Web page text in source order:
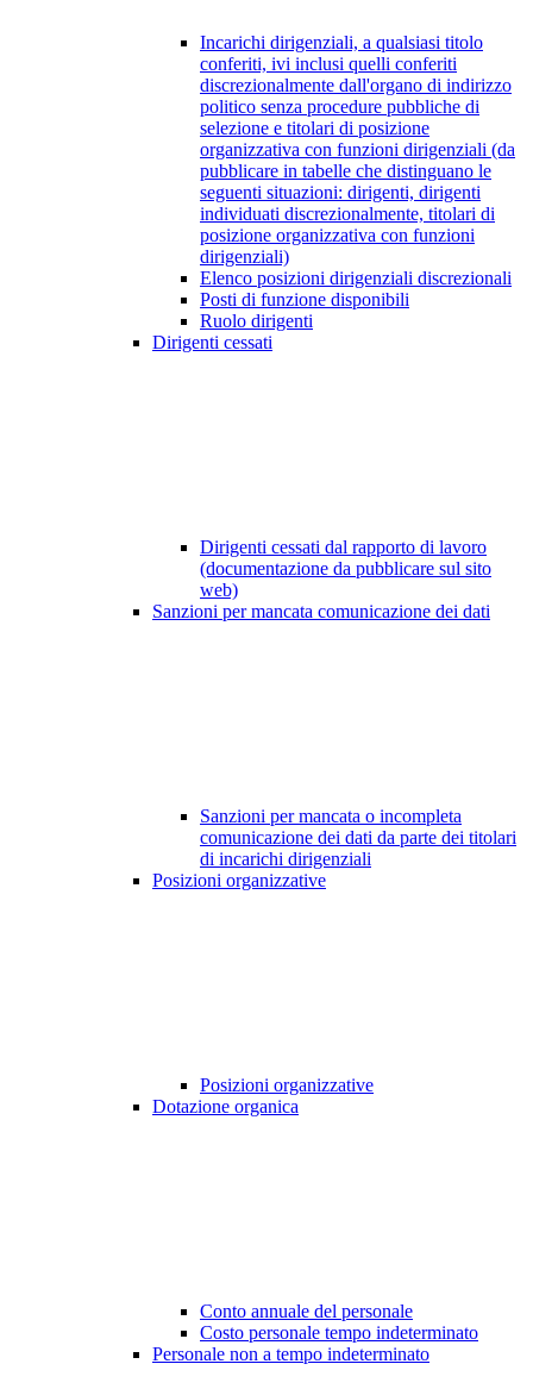
Incarichi dirigenziali, a qualsiasi titolo
conferiti, ivi inclusi quelli conferiti
discrezionalmente dall'organo di indirizzo
politico senza procedure pubbliche di
selezione e titolari di posizione
organizzativa con funzioni dirigenziali (da
pubblicare in tabelle che distinguano le
seguenti situazioni: dirigenti, dirigenti
individuati discrezionalmente, titolari di
posizione organizzativa con funzioni
dirigenziali)
Elenco posizioni dirigenziali discrezionali
Posti di funzione disponibili
Ruolo dirigenti
Dirigenti cessati
Dirigenti cessati dal rapporto di lavoro
(documentazione da pubblicare sul sito
web)
Sanzioni per mancata comunicazione dei dati
Sanzioni per mancata o incompleta
comunicazione dei dati da parte dei titolari
di incarichi dirigenziali
Posizioni organizzative
Posizioni organizzative
Dotazione organica
Conto annuale del personale
Costo personale tempo indeterminato
Personale non a tempo indeterminato